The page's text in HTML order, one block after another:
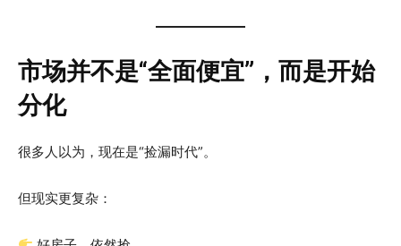
市场并不是“全面便宜”，而是开始
分化
很多人以为，现在是“捡漏时代”。
但现实更复杂：